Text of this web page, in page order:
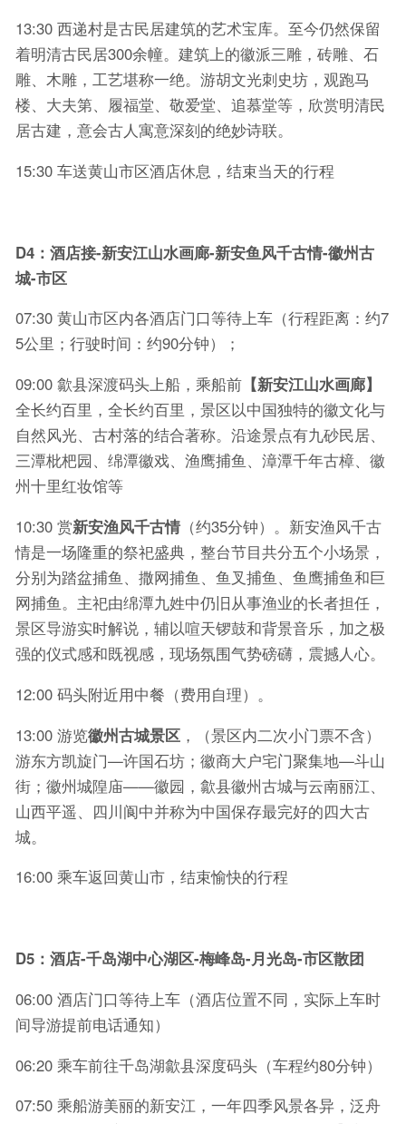
13:30 西递村是古民居建筑的艺术宝库。至今仍然保留
着明清古民居300余幢。建筑上的徽派三雕，砖雕、石
雕、木雕，工艺堪称一绝。游胡文光刺史坊，观跑马
楼、大夫第、履福堂、敬爱堂、追慕堂等，欣赏明清民
居古建，意会古人寓意深刻的绝妙诗联。
15:30 车送黄山市区酒店休息，结束当天的行程
D4：酒店接-新安江山水画廊-新安鱼风千古情-徽州古
城-市区
07:30 黄山市区内各酒店门口等待上车（行程距离：约7
5公里；行驶时间：约90分钟）；
09:00 歙县深渡码头上船，乘船前【新安江山水画廊】
全长约百里，全长约百里，景区以中国独特的徽文化与
自然风光、古村落的结合著称。沿途景点有九砂民居、
三潭枇杷园、绵潭徽戏、渔鹰捕鱼、漳潭千年古樟、徽
州十里红妆馆等
10:30 赏新安渔风千古情（约35分钟）。新安渔风千古
情是一场隆重的祭祀盛典，整台节目共分五个小场景，
分别为踏盆捕鱼、撒网捕鱼、鱼叉捕鱼、鱼鹰捕鱼和巨
网捕鱼。主祀由绵潭九姓中仍旧从事渔业的长者担任，
景区导游实时解说，辅以喧天锣鼓和背景音乐，加之极
强的仪式感和既视感，现场氛围气势磅礴，震撼人心。
12:00 码头附近用中餐（费用自理）。
13:00 游览徽州古城景区，（景区内二次小门票不含）
游东方凯旋门—许国石坊；徽商大户宅门聚集地—斗山
街；徽州城隍庙——徽园，歙县徽州古城与云南丽江、
山西平遥、四川阆中并称为中国保存最完好的四大古
城。
16:00 乘车返回黄山市，结束愉快的行程
D5：酒店-千岛湖中心湖区-梅峰岛-月光岛-市区散团
06:00 酒店门口等待上车（酒店位置不同，实际上车时
间导游提前电话通知）
06:20 乘车前往千岛湖歙县深度码头（车程约80分钟）
07:50 乘船游美丽的新安江，一年四季风景各异，泛舟